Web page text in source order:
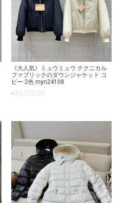
《大人気》ミュウミュウ テクニカル
ファブリックのダウンジャケット コ
ピー 2色 myn24108
¥36,000.00